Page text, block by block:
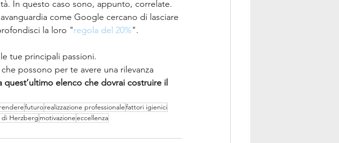
In questo caso sono, appunto, correlate.
come Google cercano di lasciare
la loro "regola del 20%".
tue principali passioni.
possono per te avere una rilevanza
quest’ultimo elenco che dovrai costruire il
futurorealizzazione professionalefattori igienici
Herzberg motivazioneeccellenza